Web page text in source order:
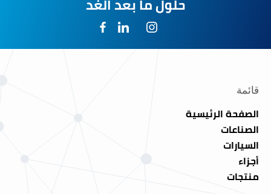
قائمة
الصفحة الرئيسية
الصناعات
السيارات
أجزاء
منتجات